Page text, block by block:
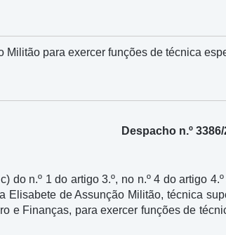
Militão para exercer funções de técnica
Despacho n.º
do n.º 1 do artigo 3.º, no n.º 4 do artigo
Elisabete de Assunção Militão, técnica
e Finanças, para exercer funções de